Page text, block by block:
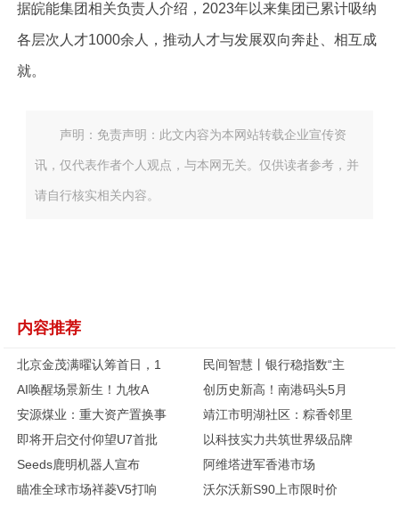
据皖能集团相关负责人介绍，2023年以来集团已累计吸纳
各层次人才1000余人，推动人才与发展双向奔赴、相互成
就。
声明：免责声明：此文内容为本网站转载企业宣传资
讯，仅代表作者个人观点，与本网无关。仅供读者参考，并
请自行核实相关内容。
内容推荐
北京金茂满曜认筹首日，1
民间智慧丨银行稳指数“主
AI唤醒场景新生！九牧A
创历史新高！南港码头5月
安源煤业：重大资产置换事
靖江市明湖社区：粽香邻里
即将开启交付仰望U7首批
以科技实力共筑世界级品牌
Seeds鹿明机器人宣布
阿维塔进军香港市场
瞄准全球市场祥菱V5打响
沃尔沃新S90上市限时价